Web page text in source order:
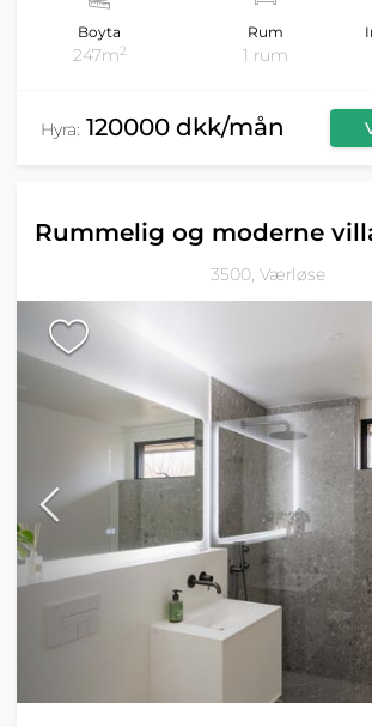
Boyta
247m2
Rum
1 rum
Hyra: 120000 dkk/mån
Rummelig og moderne
3500, Værløse